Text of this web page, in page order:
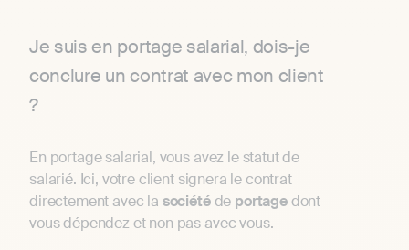
Je suis en portage salarial, dois-je
conclure un contrat avec mon client
?
En portage salarial, vous avez le statut de
salarié. Ici, votre client signera le contrat
directement avec la sociétéde portagedont
vous dépendez et non pas avec vous.